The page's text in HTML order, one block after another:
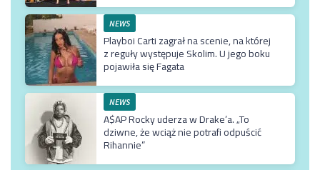
NEWS
Playboi Carti zagrał na scenie, na której
z reguły występuje Skolim. U jego boku
pojawiła się Fagata
NEWS
A$AP Rocky uderza w Drake’a. „To
dziwne, że wciąż nie potrafi odpuścić
Rihannie”